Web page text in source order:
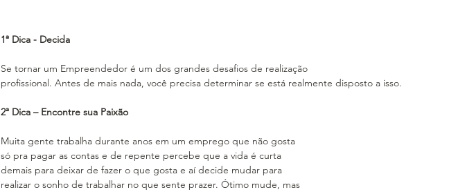
1ª Dica - Decida
Se tornar um Empreendedor é um dos grandes desafios de realização
profissional. Antes de mais nada, você precisa determinar se está realmente disposto a isso.
2ª Dica – Encontre sua Paixão
Muita gente trabalha durante anos em um emprego que não gosta
só pra pagar as contas e de repente percebe que a vida é curta
demais para deixar de fazer o que gosta e aí decide mudar para
realizar o sonho de trabalhar no que sente prazer. Ótimo mude, mas